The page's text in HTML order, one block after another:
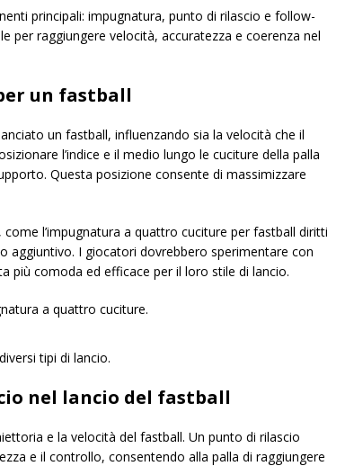
principali: impugnatura, punto di rilascio e follow-
per raggiungere velocità, accuratezza e coerenza nel
un fastball
un fastball, influenzando sia la velocità che il
l’indice e il medio lungo le cuciture della palla
Questa posizione consente di massimizzare
l’impugnatura a quattro cuciture per fastball diritti
aggiuntivo. I giocatori dovrebbero sperimentare con
più comoda ed efficace per il loro stile di lancio.
a quattro cuciture.
tipi di lancio.
nel lancio del fastball
e la velocità del fastball. Un punto di rilascio
e il controllo, consentendo alla palla di raggiungere